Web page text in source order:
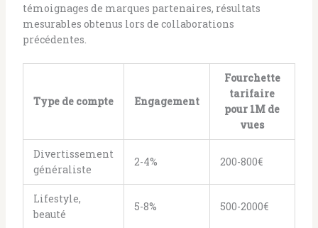
témoignages de marques partenaires, résultats
mesurables obtenus lors de collaborations
précédentes.
Type de compte Engagement
Fourchette
tarifaire
pour 1M de
vues
Divertissement
généraliste
2-4% 200-800€
Lifestyle,
beauté
5-8% 500-2000€